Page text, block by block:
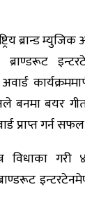
ब्रान्ड
बनमा बयर
प्राप्त गर्न
विधाका गरी